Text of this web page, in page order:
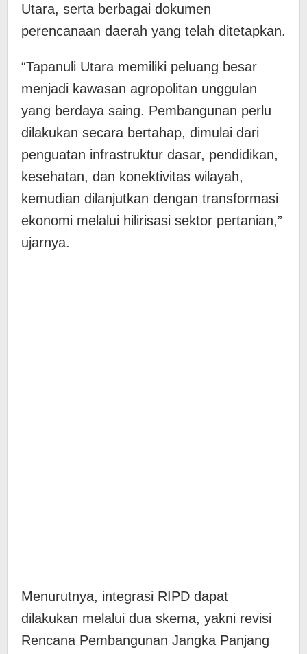
Utara, serta berbagai dokumen
perencanaan daerah yang telah ditetapkan.
“Tapanuli Utara memiliki peluang besar
menjadi kawasan agropolitan unggulan
yang berdaya saing. Pembangunan perlu
dilakukan secara bertahap, dimulai dari
penguatan infrastruktur dasar, pendidikan,
kesehatan, dan konektivitas wilayah,
kemudian dilanjutkan dengan transformasi
ekonomi melalui hilirisasi sektor pertanian,”
ujarnya.
Menurutnya, integrasi RIPD dapat
dilakukan melalui dua skema, yakni revisi
Rencana Pembangunan Jangka Panjang